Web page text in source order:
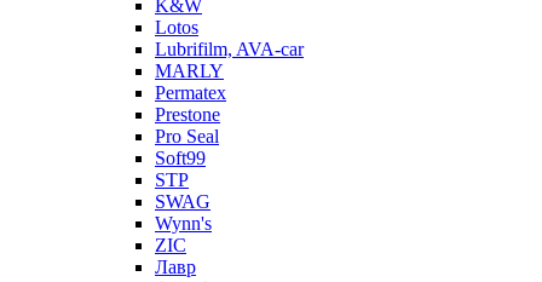
K&W
Lotos
Lubrifilm, AVA-car
MARLY
Permatex
Prestone
Pro Seal
Soft99
STP
SWAG
Wynn's
ZIC
Лавр